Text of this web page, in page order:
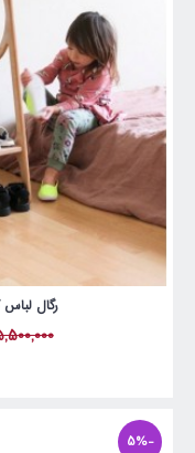
رگال
-5%